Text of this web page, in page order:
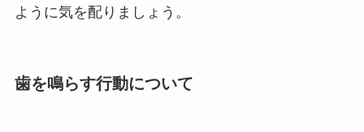
ように気を配りましょう。
歯を鳴らす行動について